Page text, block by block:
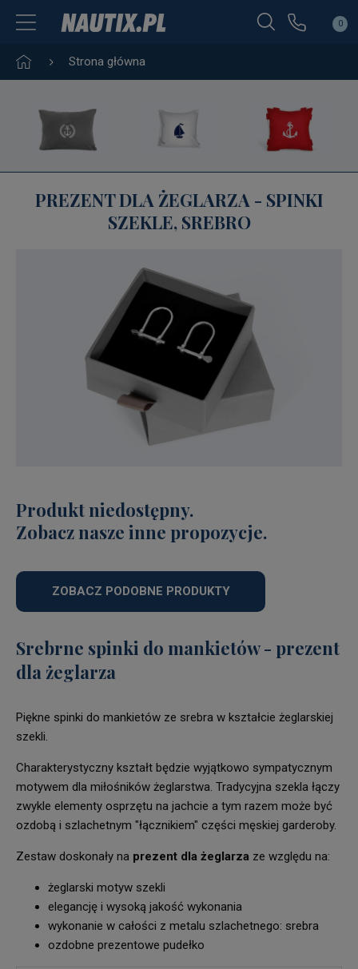
0
Strona główna
PREZENT DLA ŻEGLARZA - SPINKI
SZEKLE, SREBRO
Produkt niedostępny.
Zobacz nasze inne propozycje.
ZOBACZ PODOBNE PRODUKTY
Srebrne spinki do mankietów - prezent
dla żeglarza
Piękne spinki do mankietów ze srebra w kształcie żeglarskiej
szekli.
Charakterystyczny kształt będzie wyjątkowo sympatycznym
motywem dla miłośników żeglarstwa. Tradycyjna szekla łączy
zwykle elementy osprzętu na jachcie a tym razem może być
ozdobą i szlachetnym "łącznikiem" części męskiej garderoby.
Zestaw doskonały na prezent dla żeglarza ze względu na:
żeglarski motyw szekli
elegancję i wysoką jakość wykonania
wykonanie w całości z metalu szlachetnego: srebra
ozdobne prezentowe pudełko